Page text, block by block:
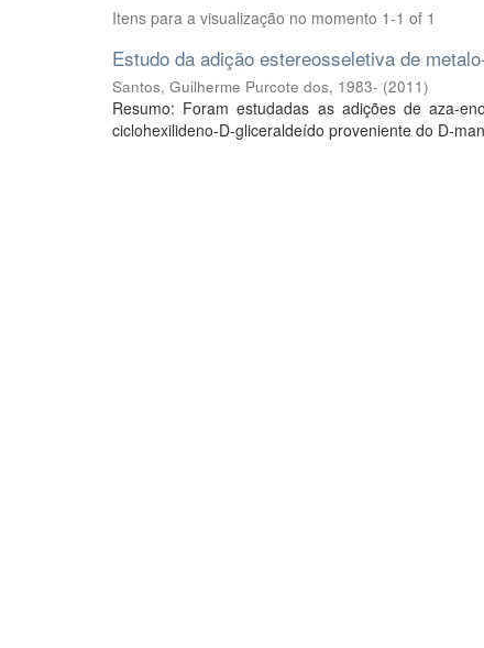
Itens para a visualização no momento 1-1 of 1
Estudo da adição estereosseletiva de
Santos, Guilherme Purcote dos, 1983- (2011)
Resumo: Foram estudadas as adições de aza-
ciclohexilideno-D-gliceraldeído proveniente do D-